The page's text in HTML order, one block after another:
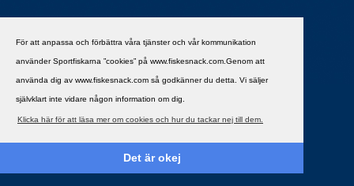
För att anpassa och förbättra våra tjänster och vår kommunikation
använder Sportfiskarna ”cookies” på www.fiskesnack.com.Genom att
använda dig av www.fiskesnack.com så godkänner du detta. Vi säljer
självklart inte vidare någon information om dig.
Klicka här för att läsa mer om cookies och hur du tackar nej till dem.
Det är okej